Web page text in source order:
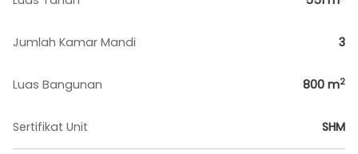
Jumlah Kamar Mandi 3
Luas Bangunan 800 m2
Sertifikat Unit SHM